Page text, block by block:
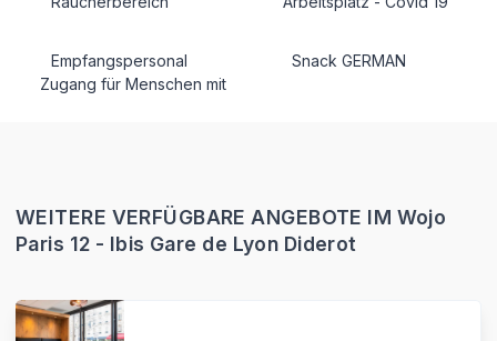
Empfangspersonal
Zugang für Menschen mit
Snack GERMAN
WEITERE VERFÜGBARE ANGEBOTE IM Wojo
Paris 12 - Ibis Gare de Lyon Diderot